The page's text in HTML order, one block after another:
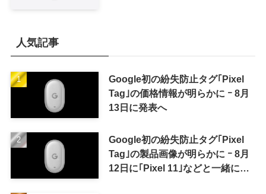
人気記事
Google初の紛失防止タグ｢Pixel
Tag｣の価格情報が明らかに ｰ 8月
13日に発表へ
Google初の紛失防止タグ｢Pixel
Tag｣の製品画像が明らかに ｰ 8月
12日に｢Pixel 11｣などと一緒に発